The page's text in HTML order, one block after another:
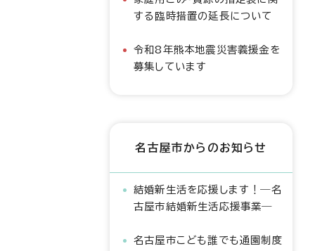
する臨時措置の延長について
令和8年熊本地震災害義援金を
募集しています
名古屋市からのお知らせ
結婚新生活を応援します！―名
古屋市結婚新生活応援事業―
名古屋市こども誰でも通園制度